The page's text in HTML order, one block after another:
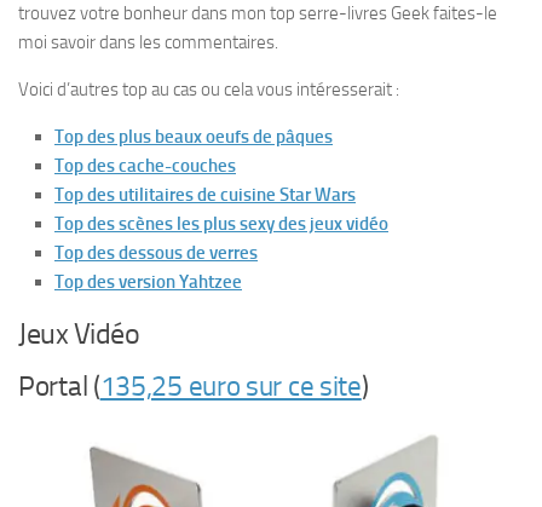
trouvez votre bonheur dans mon top serre-livres Geek faites-le
moi savoir dans les commentaires.
Voici d’autres top au cas ou cela vous intéresserait :
Top des plus beaux oeufs de pâques
Top des cache-couches
Top des utilitaires de cuisine Star Wars
Top des scènes les plus sexy des jeux vidéo
Top des dessous de verres
Top des version Yahtzee
Jeux Vidéo
Portal (135,25 euro sur ce site)